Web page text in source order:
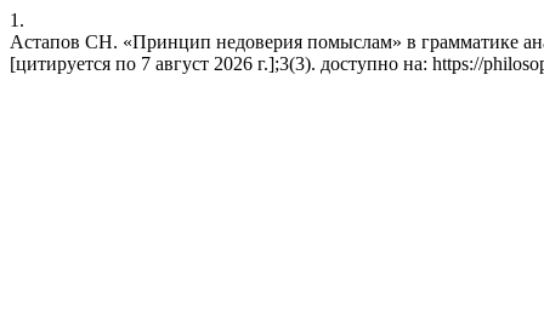
1.
Астапов СН. «Принцип недоверия помыслам» в грамматике
[цитируется по 7 август 2026 г.];3(3). доступно на: https://